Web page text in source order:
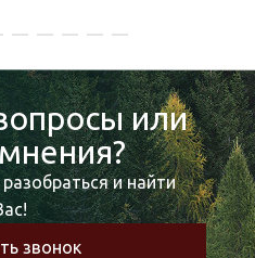
или
и найти
звонок